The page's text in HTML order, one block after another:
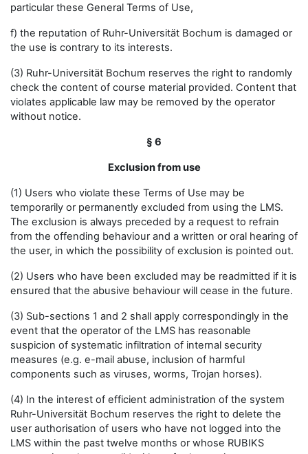
particular these General Terms of Use,
f) the reputation of Ruhr-Universität Bochum is damaged or
the use is contrary to its interests.
(3) Ruhr-Universität Bochum reserves the right to randomly
check the content of course material provided. Content that
violates applicable law may be removed by the operator
without notice.
§ 6
Exclusion from use
(1) Users who violate these Terms of Use may be
temporarily or permanently excluded from using the LMS.
The exclusion is always preceded by a request to refrain
from the offending behaviour and a written or oral hearing of
the user, in which the possibility of exclusion is pointed out.
(2) Users who have been excluded may be readmitted if it is
ensured that the abusive behaviour will cease in the future.
(3) Sub-sections 1 and 2 shall apply correspondingly in the
event that the operator of the LMS has reasonable
suspicion of systematic infiltration of internal security
measures (e.g. e-mail abuse, inclusion of harmful
components such as viruses, worms, Trojan horses).
(4) In the interest of efficient administration of the system
Ruhr-Universität Bochum reserves the right to delete the
user authorisation of users who have not logged into the
LMS within the past twelve months or whose RUBIKS